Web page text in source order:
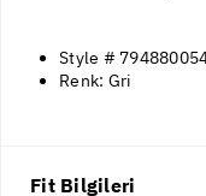
Style #
Renk: Gri
Fit Bilgileri